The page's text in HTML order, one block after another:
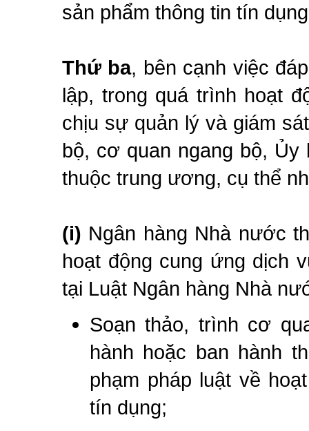
sản phẩm thông tin tín
Thứ ba, bên cạnh việc
lập, trong quá trình hoạt
chịu sự quản lý và giám
bộ, cơ quan ngang bộ,
thuộc trung ương, cụ thể
(i) Ngân hàng Nhà nước
hoạt động cung ứng dịch
tại Luật Ngân hàng Nhà
Soạn thảo, trình cơ
hành hoặc ban hành
phạm pháp luật về
tín dụng;